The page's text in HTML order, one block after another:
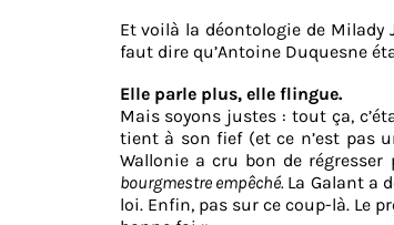
Et voilà la déontologie de Milady
faut dire qu’Antoine Duquesne
Elle parle plus, elle flingue.
Mais soyons justes : tout ça,
tient à son fief (et ce n’est pas
Wallonie a cru bon de
bourgmestre empêché. La Galant a
loi. Enfin, pas sur ce coup-là. Le